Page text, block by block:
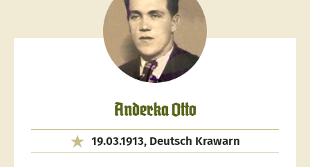
Anderka Otto
19.03.1913, Deutsch Krawarn